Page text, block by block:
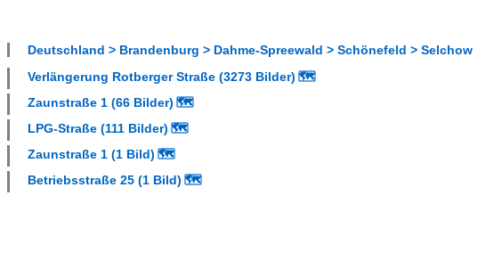
Deutschland > Brandenburg > Dahme-Spreewald > Schönefeld > Selchow
Verlängerung Rotberger Straße (3273 Bilder) 🗺
Zaunstraße 1 (66 Bilder) 🗺
LPG-Straße (111 Bilder) 🗺
Zaunstraße 1 (1 Bild) 🗺
Betriebsstraße 25 (1 Bild) 🗺